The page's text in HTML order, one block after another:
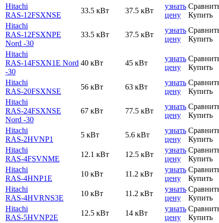
Hitachi
RAS-12FSXNSE
33.5 кВт 37.5 кВт
узнать
цену
Купить
Hitachi
RAS-12FSXNPE
Nord -30
33.5 кВт 37.5 кВт
узнать
цену
Купить
Hitachi
RAS-14FSXN1E Nord
-30
40 кВт 45 кВт
узнать
цену
Купить
Hitachi
RAS-20FSXNSE
56 кВт 63 кВт
узнать
цену
Купить
Hitachi
RAS-24FSXNSE
Nord -30
67 кВт 77.5 кВт
узнать
цену
Купить
Hitachi
RAS-2HVNP1
5 кВт 5.6 кВт
узнать
цену
Купить
Hitachi
RAS-4FSVNME
12.1 кВт 12.5 кВт
узнать
цену
Купить
Hitachi
RAS-4HNP1E
10 кВт 11.2 кВт
узнать
цену
Купить
Hitachi
RAS-4HVRNS3E
10 кВт 11.2 кВт
узнать
цену
Купить
Hitachi
RAS-5HVNP2E
12.5 кВт 14 кВт
узнать
цену
Купить